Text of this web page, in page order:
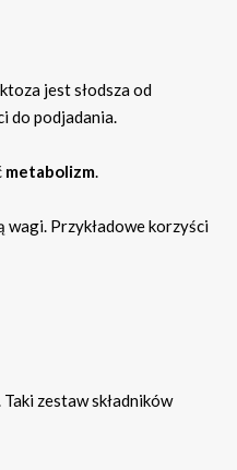
jest słodsza od
do podjadania.
metabolizm.
Przykładowe korzyści
zestaw składników